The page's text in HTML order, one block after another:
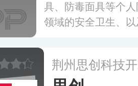
具、防毒面具等个
领域的安全卫生、
荆州思创科技